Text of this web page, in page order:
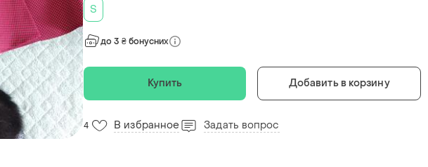
S
до 3 ₴ бонусних
Купить Добавить в корзину
4 В избранное Задать вопрос